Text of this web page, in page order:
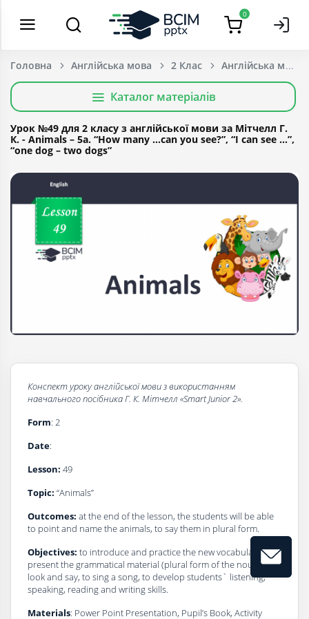
0
Головна Англійська мова 2 Клас
Каталог матеріалів
Урок №49 для 2 класу з англійської мови за Мітчелл Г.
К. - Animals – 5a. “How many …can you see?”, “I can see …”,
“one dog – two dogs”
Конспект урокуaнглійської мови з використанням
навчального посібникаГ. К. Мітчелл «Smart Junior 2».
Form: 2
Date:
Lesson: 49
Topic: “Animals”
Outcomes: at the end of the lesson, the students will be able
to point and name the animals, to say them in plural form.
Objectives: to introduce and practice the new vocabulary, to
present the grammatical material (plural form of the nouns), to
look and say, to sing a song, to develop students` listening,
speaking, reading and writing skills.
Materials: Power Point Presentation, Pupil’s Book, Activity